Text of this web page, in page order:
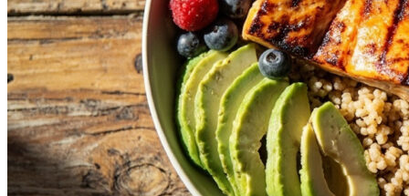
X
Frutos do Mar
Cereais
Frutas
Gorduras e Óleos
Leite e Derivados
Verduras, Hortaliças
Bula